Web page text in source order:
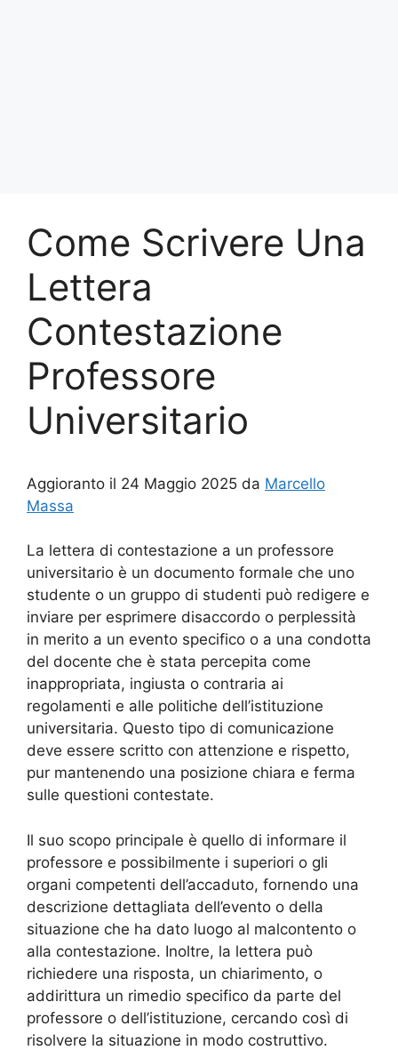
Come Scrivere Una
Lettera
Contestazione
Professore
Universitario
Aggioranto il 24 Maggio 2025 da Marcello
Massa
La lettera di contestazione a un professore
universitario è un documento formale che uno
studente o un gruppo di studenti può redigere e
inviare per esprimere disaccordo o perplessità
in merito a un evento specifico o a una condotta
del docente che è stata percepita come
inappropriata, ingiusta o contraria ai
regolamenti e alle politiche dell’istituzione
universitaria. Questo tipo di comunicazione
deve essere scritto con attenzione e rispetto,
pur mantenendo una posizione chiara e ferma
sulle questioni contestate.
Il suo scopo principale è quello di informare il
professore e possibilmente i superiori o gli
organi competenti dell’accaduto, fornendo una
descrizione dettagliata dell’evento o della
situazione che ha dato luogo al malcontento o
alla contestazione. Inoltre, la lettera può
richiedere una risposta, un chiarimento, o
addirittura un rimedio specifico da parte del
professore o dell’istituzione, cercando così di
risolvere la situazione in modo costruttivo.